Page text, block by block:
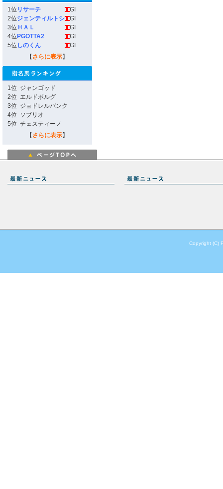
1位 リサーチ
GI
2位ジェンティルトシ
GI
3位 ＨＡＬ
GI
4位 PGOTTA2
GI
5位 しのくん
GI
【 さらに表示】
1位 ジャンゴッド
2位 エルドボルグ
3位 ジョドレルバンク
4位 ソブリオ
5位 チェスティーノ
【 さらに表示】
Copyright (C)